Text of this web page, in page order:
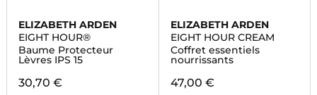
ELIZABETH ARDEN
EIGHT HOUR®
Baume Protecteur
Lèvres IPS 15
30,70 €
ELIZABETH ARDEN
EIGHT HOUR CREAM
Coffret essentiels
nourrissants
47,00 €